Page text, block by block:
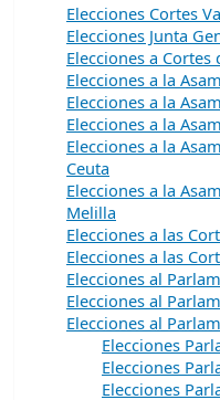
Elecciones Cortes
Elecciones Junta
Elecciones a Cortes
Elecciones a la
Elecciones a la
Elecciones a la
Elecciones a la
Ceuta
Elecciones a la
Melilla
Elecciones a las
Elecciones a las
Elecciones al
Elecciones al
Elecciones al
Elecciones
Elecciones
Elecciones